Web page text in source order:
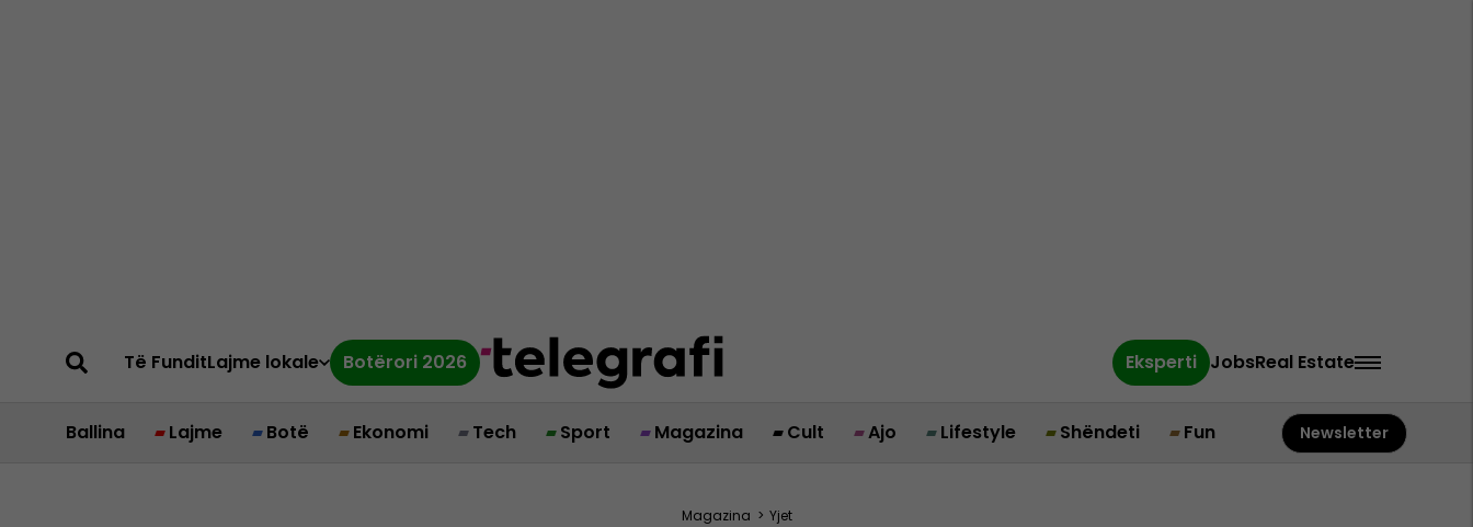
Të FunditLajme lokale Botërori 2026 Eksperti JobsReal Estate
Ballina Lajme Botë Ekonomi Tech Sport Magazina Cult Ajo Lifestyle Shëndeti Fun Newsletter
Magazina > Yjet